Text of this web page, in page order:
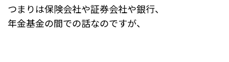
つまりは保険会社や証券会社や銀行、
年金基金の間での話なのですが、